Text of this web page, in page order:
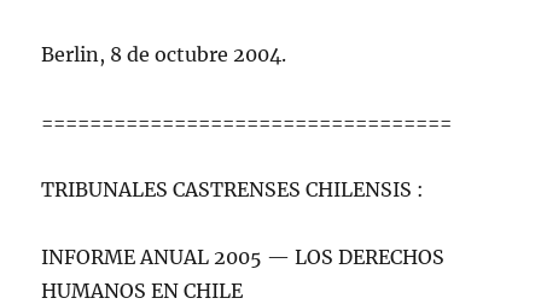
Berlin, 8 de octubre 2004.
==================================
TRIBUNALES CASTRENSES CHILENSIS :
INFORME ANUAL 2005 — LOS DERECHOS
HUMANOS EN CHILE